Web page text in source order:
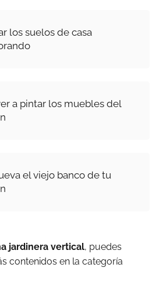
los suelos de casa
a pintar los muebles del
el viejo banco de tu
jardinera vertical, puedes
contenidos en la categoría